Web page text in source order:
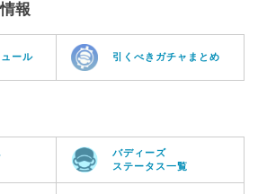
報
ール 引くべきガチャまとめ
バディーズ
ステータス一覧